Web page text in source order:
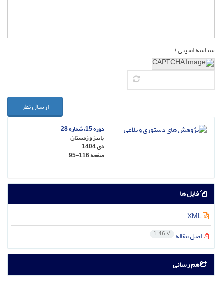
شناسه امنیتی *
ارسال نظر
دوره 15، شماره 28
پاییز و زمستان
دی 1404
صفحه95-116
فایل ها
اصل مقاله 1.46 M
هم رسانی